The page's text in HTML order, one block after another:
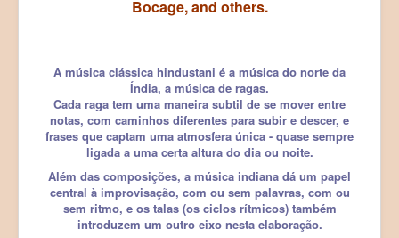
Bocage, and others.
A música clássica hindustani é a música do norte da
Índia, a música de ragas.
Cada raga tem uma maneira subtil de se mover entre
notas, com caminhos diferentes para subir e descer, e
frases que captam uma atmosfera única - quase sempre
ligada a uma certa altura do dia ou noite.
Além das composições, a música indiana dá um papel
central à improvisação, com ou sem palavras, com ou
sem ritmo, e os talas (os ciclos rítmicos) também
introduzem um outro eixo nesta elaboração.